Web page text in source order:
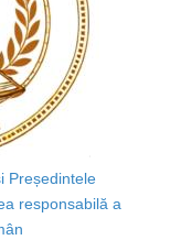
Președintele
responsabilă a